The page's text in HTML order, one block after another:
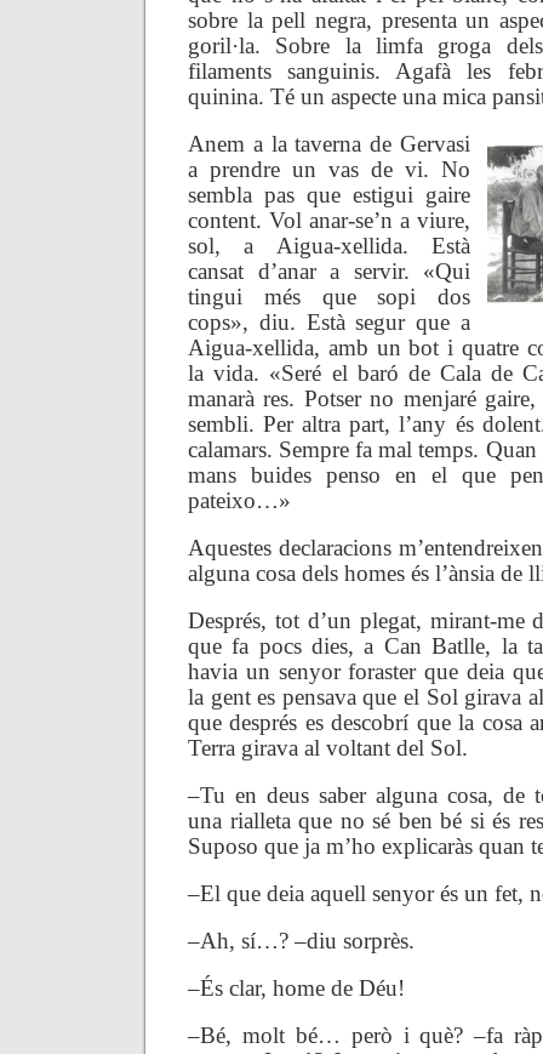
sobre la pell negra, presenta un
goril·la. Sobre la limfa groga
filaments sanguinis. Agafà les
quinina. Té un aspecte una mica
Anem a la taverna de Gervasi
a prendre un vas de vi. No
sembla pas que estigui gaire
content. Vol anar-se’n a viure,
sol, a Aigua-xellida. Està
cansat d’anar a servir. «Qui
tingui més que sopi dos
cops», diu. Està segur que a
Aigua-xellida, amb un bot i quatre
la vida. «Seré el baró de Cala de
manarà res. Potser no menjaré
sembli. Per altra part, l’any és
calamars. Sempre fa mal temps.
mans buides penso en el que
pateixo…»
Aquestes declaracions
alguna cosa dels homes és l’ànsia de
Després, tot d’un plegat, mirant-me
que fa pocs dies, a Can Batlle, la
havia un senyor foraster que deia
la gent es pensava que el Sol girava
que després es descobrí que la cosa
Terra girava al voltant del Sol.
–Tu en deus saber alguna cosa,
una rialleta que no sé ben bé si és
Suposo que ja m’ho explicaràs
–El que deia aquell senyor és un fet,
–Ah, sí…? –diu sorprès.
–És clar, home de Déu!
–Bé, molt bé… però i què? –fa